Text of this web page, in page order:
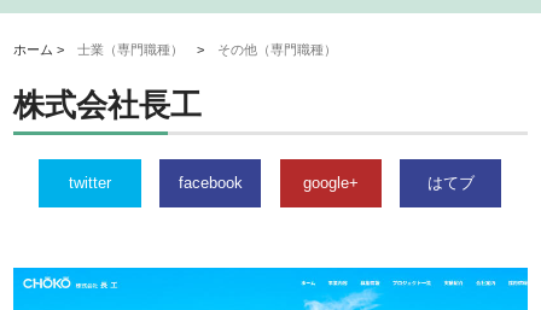
ホーム >士業（専門職種） > その他（専門職種）
株式会社長工
twitter facebook google+ はてブ